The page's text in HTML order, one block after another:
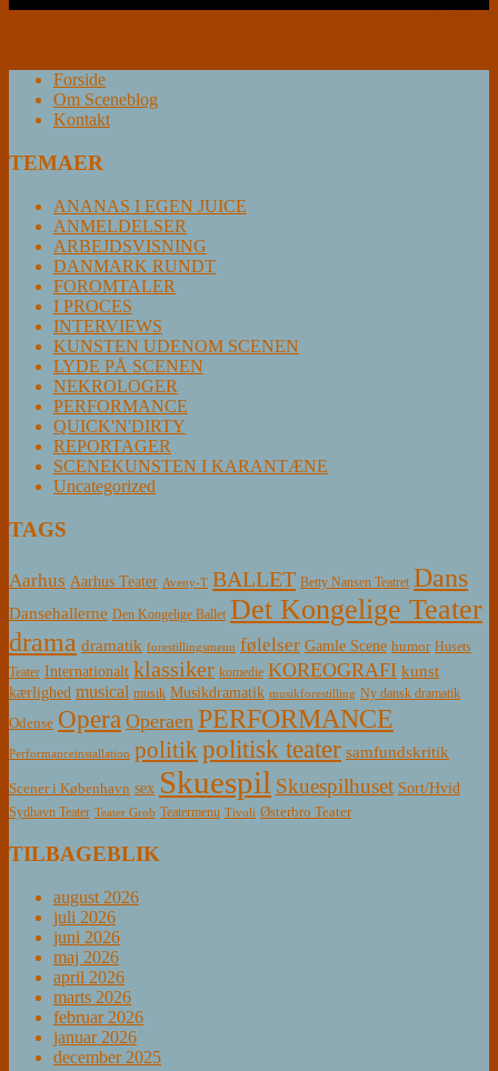
Forside
Om Sceneblog
Kontakt
TEMAER
ANANAS I EGEN JUICE
ANMELDELSER
ARBEJDSVISNING
DANMARK RUNDT
FOROMTALER
I PROCES
INTERVIEWS
KUNSTEN UDENOM SCENEN
LYDE PÅ SCENEN
NEKROLOGER
PERFORMANCE
QUICK'N'DIRTY
REPORTAGER
SCENEKUNSTEN I KARANTÆNE
Uncategorized
TAGS
Aarhus Aarhus Teater Aveny-T BALLET Betty Nansen Teatret Dans
Dansehallerne Den Kongelige Ballet Det Kongelige Teater
drama dramatik forestillingsmenu følelser Gamle Scene humor Husets
Teater Internationalt klassiker komedie KOREOGRAFI kunst
kærlighed musical musik Musikdramatik musikforestilling Ny dansk dramatik
Odense Opera Operaen PERFORMANCE
Performanceinstallation politikpolitisk teater samfundskritik
Scener i København sex Skuespil Skuespilhuset Sort/Hvid
Sydhavn Teater Teater Grob Teatermenu Tivoli Østerbro Teater
TILBAGEBLIK
august 2026
juli 2026
juni 2026
maj 2026
april 2026
marts 2026
februar 2026
januar 2026
december 2025